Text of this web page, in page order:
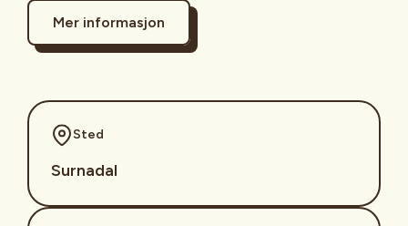
Mer informasjon
Sted
Surnadal